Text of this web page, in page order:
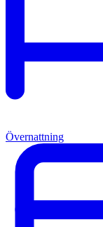
Övernattning